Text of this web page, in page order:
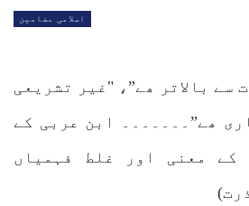
اسلامی مضامین
سے بالاتر ھے”، "غیر تشریعی
ھے”۔۔۔۔۔۔۔ ابن عربی کے
کے معنی اور غلط فہمیاں